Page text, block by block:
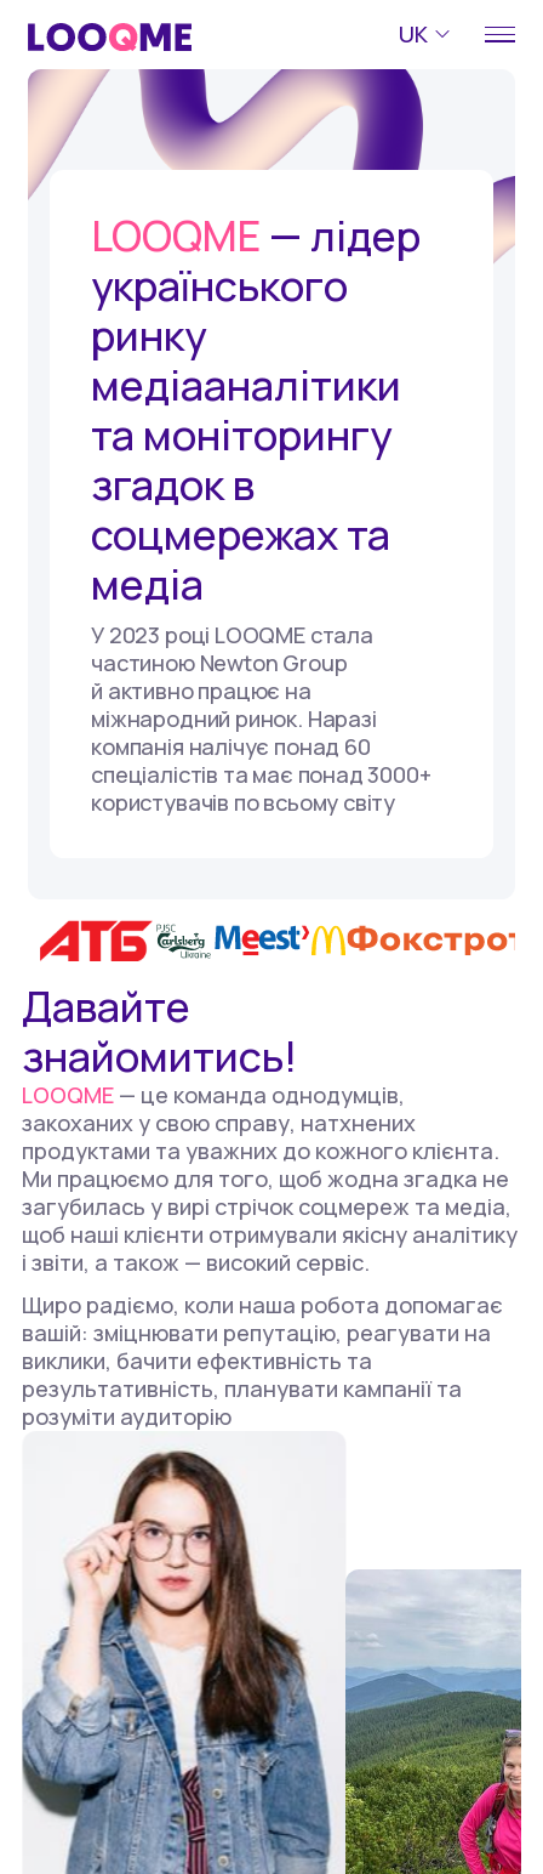
UK
LOOQME — лідер
українського
ринку
медіааналітики
та моніторингу
згадок в
соцмережах та
медіа
У 2023 році LOOQME стала
частиною Newton Group
й активно працює на
міжнародний ринок. Наразі
компанія налічує понад 60
спеціалістів та має понад 3000+
користувачів по всьому світу
Давайте
знайомитись!
LOOQME — це команда однодумців,
закоханих у свою справу, натхнених
продуктами та уважних до кожного клієнта.
Ми працюємо для того, щоб жодна згадка не
загубилась у вирі стрічок соцмереж та медіа,
щоб наші клієнти отримували якісну аналітику
і звіти, а також — високий сервіс.
Щиро радіємо, коли наша робота допомагає
вашій: зміцнювати репутацію, реагувати на
виклики, бачити ефективність та
результативність, планувати кампанії та
розуміти аудиторію